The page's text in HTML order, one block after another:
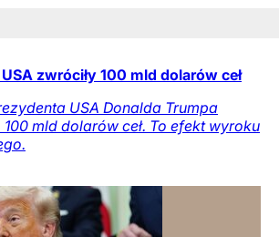
zwróciły 100 mld dolarów ceł
USA Donalda Trumpa
mld dolarów ceł. To efekt wyroku